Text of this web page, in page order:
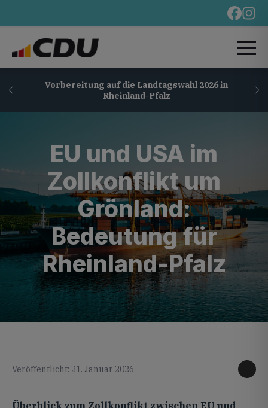
Vorbereitung auf die Landtagswahl 2026 in
Rheinland-Pfalz
EU und USA im
Zollkonflikt um
Grönland:
Bedeutung für
Rheinland-Pfalz
Veröffentlicht: 21. Januar 2026
Überblick zum Zollkonflikt zwischen EU und